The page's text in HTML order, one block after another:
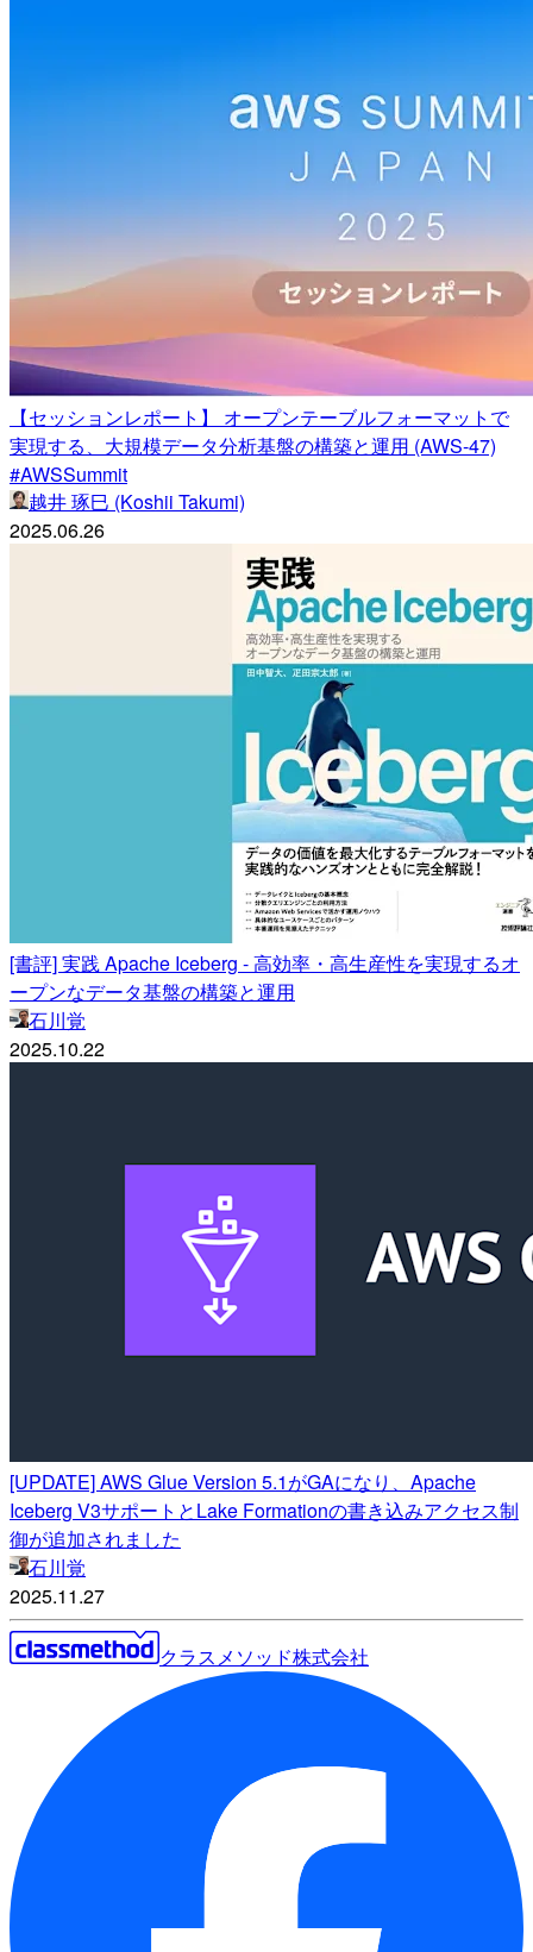
【セッションレポート】 オープンテーブルフォーマットで
実現する、大規模データ分析基盤の構築と運用 (AWS-47)
#AWSSummit
越井 琢巳 (Koshii Takumi)
2025.06.26
[書評] 実践 Apache Iceberg - 高効率・高生産性を実現するオ
ープンなデータ基盤の構築と運用
石川覚
2025.10.22
[UPDATE] AWS Glue Version 5.1がGAになり、Apache
Iceberg V3サポートとLake Formationの書き込みアクセス制
御が追加されました
石川覚
2025.11.27
クラスメソッド株式会社